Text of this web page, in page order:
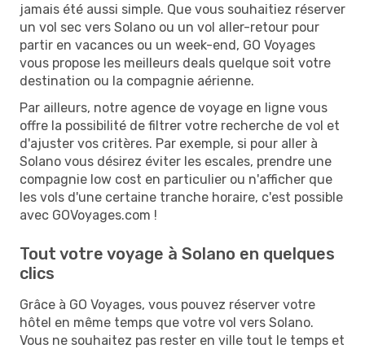
jamais été aussi simple. Que vous souhaitiez réserver
un vol sec vers Solano ou un vol aller-retour pour
partir en vacances ou un week-end, GO Voyages
vous propose les meilleurs deals quelque soit votre
destination ou la compagnie aérienne.
Par ailleurs, notre agence de voyage en ligne vous
offre la possibilité de filtrer votre recherche de vol et
d'ajuster vos critères. Par exemple, si pour aller à
Solano vous désirez éviter les escales, prendre une
compagnie low cost en particulier ou n'afficher que
les vols d'une certaine tranche horaire, c'est possible
avec GOVoyages.com !
Tout votre voyage à Solano en quelques
clics
Grâce à GO Voyages, vous pouvez réserver votre
hôtel en même temps que votre vol vers Solano.
Vous ne souhaitez pas rester en ville tout le temps et